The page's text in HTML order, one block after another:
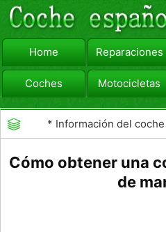
Home Reparaciones
Coches Motocicletas
viajar Camiones
* Información del coche
Cómo obtener una
de